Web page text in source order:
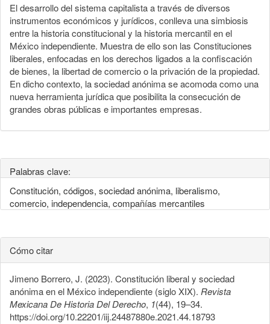
El desarrollo del sistema capitalista a través de diversos
instrumentos económicos y jurídicos, conlleva una simbiosis
entre la historia constitucional y la historia mercantil en el
México independiente. Muestra de ello son las Constituciones
liberales, enfocadas en los derechos ligados a la confiscación
de bienes, la libertad de comercio o la privación de la propiedad.
En dicho contexto, la sociedad anónima se acomoda como una
nueva herramienta jurídica que posibilita la consecución de
grandes obras públicas e importantes empresas.
Palabras clave:
Constitución, códigos, sociedad anónima, liberalismo,
comercio, independencia, compañías mercantiles
Cómo citar
Jimeno Borrero, J. (2023). Constitución liberal y sociedad
anónima en el México independiente (siglo XIX). Revista
Mexicana De Historia Del Derecho, 1(44), 19–34.
https://doi.org/10.22201/iij.24487880e.2021.44.18793